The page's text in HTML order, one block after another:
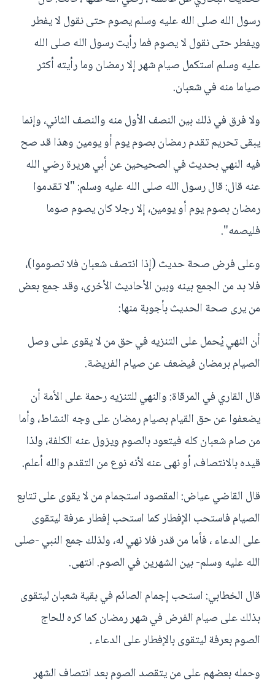
رسول الله صلى الله عليه وسلم يصوم حتى نقول لا يفطر
ويفطر حتى نقول لا يصوم فما رأيت رسول الله صلى الله
عليه وسلم استكمل صيام شهر إلا رمضان وما رأيته أكثر
صياما منه في شعبان.
ولا فرق في ذلك بين النصف الأول منه والنصف الثاني، وإنما
يبقى تحريم تقدم رمضان بصوم يوم أو يومين وهذا قد صح
فيه النهي بحديث في الصحيحين عن أبي هريرة رضي الله
عنه قال: قال رسول الله صلى الله عليه وسلم: "لا تقدموا
رمضان بصوم يوم أو يومين، إلا رجلا كان يصوم صوما
فليصمه".
وعلى فرض صحة حديث (إذا انتصف شعبان فلا تصوموا)،
فلا بد من الجمع بينه وبين الأحاديث الأخرى، وقد جمع بعض
من يرى صحة الحديث بأجوبة منها:
أن النهي يُحمل على التنزيه في حق من لا يقوى على وصل
الصيام برمضان فيضعف عن صيام الفريضة.
قال القاري في المرقاة: والنهي للتنزيه رحمة على الأمة أن
يضعفوا عن حق القيام بصيام رمضان على وجه النشاط، وأما
من صام شعبان كله فيتعود بالصوم ويزول عنه الكلفة، ولذا
قيده بالانتصاف، أو نهى عنه لأنه نوع من التقدم والله أعلم.
قال القاضي عياض: المقصود استجمام من لا يقوى على تتابع
الصيام فاستحب الإفطار كما استحب إفطار عرفة ليتقوى
على الدعاء ، فأما من قدر فلا نهي له، ولذلك جمع النبي -صلى
الله عليه وسلم- بين الشهرين في الصوم. انتهى.
قال الخطابي: استحب إجمام الصائم في بقية شعبان ليتقوى
بذلك على صيام الفرض في شهر رمضان كما كره للحاج
الصوم بعرفة ليتقوى بالإفطار على الدعاء .
وحمله بعضهم على من يتقصد الصوم بعد انتصاف الشهر